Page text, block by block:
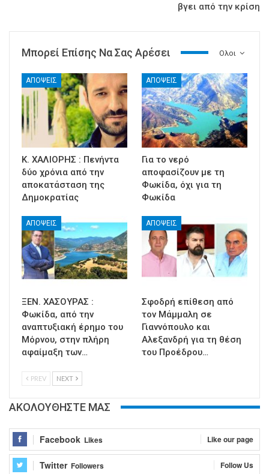
βγει από την κρίση
Ολοι
Μπορεί Επίσης Να Σας Αρέσει
ΑΠΟΨΕΙΣ
Κ. ΧΑΛΙΟΡΗΣ : Πενήντα
δύο χρόνια από την
αποκατάσταση της
Δημοκρατίας
ΑΠΟΨΕΙΣ
Για το νερό
αποφασίζουν με τη
Φωκίδα, όχι για τη
Φωκίδα
ΑΠΟΨΕΙΣ
ΞΕΝ. ΧΑΣΟΥΡΑΣ :
Φωκίδα, από την
αναπτυξιακή έρημο του
Μόρνου, στην πλήρη
αφαίμαξη των…
ΑΠΟΨΕΙΣ
Σφοδρή επίθεση από
τον Μάμμαλη σε
Γιαννόπουλο και
Αλεξανδρή για τη θέση
του Προέδρου…
PREV NEXT
ΑΚΟΛΟΥΘΗΣΤΕ ΜΑΣ
Facebook Likes Like our page
Twitter Followers Follow Us